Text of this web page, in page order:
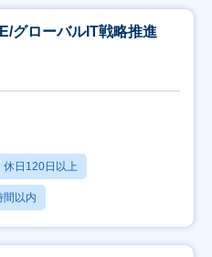
グローバルIT戦略推進
休日120日以上
間以内